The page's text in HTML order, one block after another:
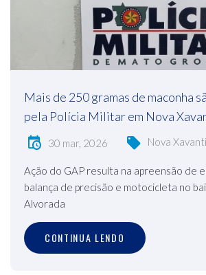
Mais de 250 gramas de maconha
pela Polícia Militar em Nova
30 mar, 2026 Nova
Ação do GAP resulta na apreensão de
balança de precisão e motocicleta no
Alvorada
CONTINUA LENDO